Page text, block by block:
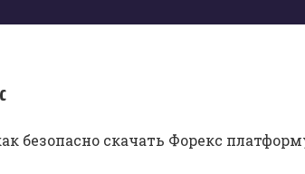
безопасно скачать Форекс